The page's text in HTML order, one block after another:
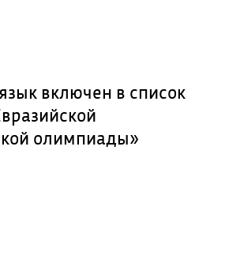
включен в список
олимпиады»